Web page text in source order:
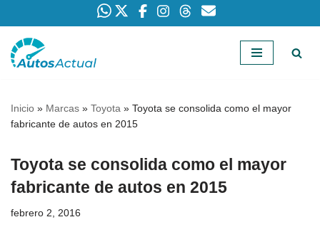
Saltar
Inicio » Marcas » Toyota » Toyota se consolida como el mayor
fabricante de autos en 2015
Toyota se consolida como el mayor
fabricante de autos en 2015
febrero 2, 2016